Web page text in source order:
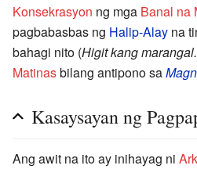
Konsekrasyon ng mga Banal na
pagbabasbas ng Halip-Alay na
bahagi nito (Higit kang
Matinasbilang antipono sa
Kasaysayan ng
Ang awit na ito ay inihayag ni